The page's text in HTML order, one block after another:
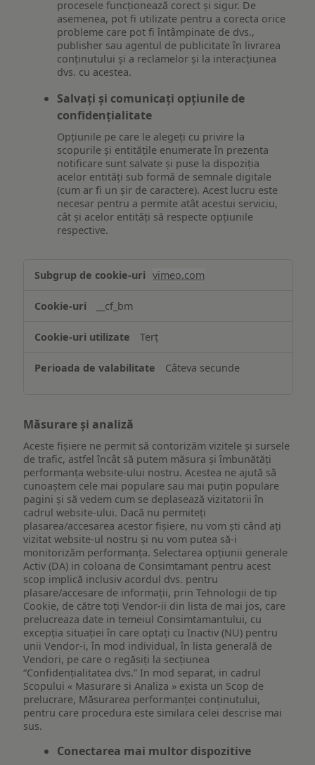
procesele funcționează corect și sigur. De
asemenea, pot fi utilizate pentru a corecta orice
probleme care pot fi întâmpinate de dvs.,
publisher sau agentul de publicitate în livrarea
conținutului și a reclamelor și la interacțiunea
dvs. cu acestea.
Salvați și comunicați opțiunile de
confidențialitate
Opțiunile pe care le alegeți cu privire la
scopurile și entitățile enumerate în prezenta
notificare sunt salvate și puse la dispoziția
acelor entități sub formă de semnale digitale
(cum ar fi un șir de caractere). Acest lucru este
necesar pentru a permite atât acestui serviciu,
cât și acelor entități să respecte opțiunile
respective.
Asigurarea
funcționalităților
website-
ului
vimeo.com
__cf_bm
Terț
Câteva secunde
Măsurare și analiză
Aceste fișiere ne permit să contorizăm vizitele și sursele
de trafic, astfel încât să putem măsura și îmbunătăți
performanța website-ului nostru. Acestea ne ajută să
cunoaștem cele mai populare sau mai puțin populare
pagini și să vedem cum se deplasează vizitatorii în
cadrul website-ului. Dacă nu permiteți
plasarea/accesarea acestor fișiere, nu vom ști când ați
vizitat website-ul nostru și nu vom putea să-i
monitorizăm performanța. Selectarea opțiunii generale
Activ (DA) in coloana de Consimtamant pentru acest
scop implică inclusiv acordul dvs. pentru
plasare/accesare de informații, prin Tehnologii de tip
Cookie, de către toți Vendor-ii din lista de mai jos, care
prelucreaza date in temeiul Consimtamantului, cu
excepția situației în care optați cu Inactiv (NU) pentru
unii Vendor-i, în mod individual, în lista generală de
Vendori, pe care o regăsiți la secțiunea
“Confidențialitatea dvs.” In mod separat, in cadrul
Scopului « Masurare si Analiza » exista un Scop de
prelucrare, Măsurarea performanței conținutului,
pentru care procedura este similara celei descrise mai
sus.
Conectarea mai multor dispozitive